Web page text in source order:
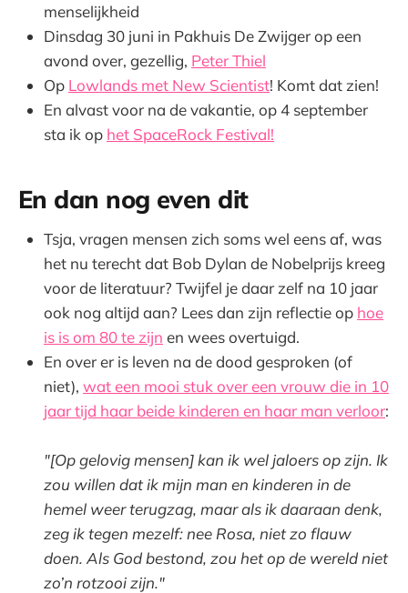
menselijkheid
Dinsdag 30 juni in Pakhuis De Zwijger op een
avond over, gezellig, Peter Thiel
Op Lowlands met New Scientist! Komt dat zien!
En alvast voor na de vakantie, op 4 september
sta ik op het SpaceRock Festival!
En dan nog even dit
Tsja, vragen mensen zich soms wel eens af, was
het nu terecht dat Bob Dylan de Nobelprijs kreeg
voor de literatuur? Twijfel je daar zelf na 10 jaar
ook nog altijd aan? Lees dan zijn reflectie op hoe
is is om 80 te zijn en wees overtuigd.
En over er is leven na de dood gesproken (of
niet), wat een mooi stuk over een vrouw die in 10
jaar tijd haar beide kinderen en haar man verloor:
"[Op gelovig mensen] kan ik wel jaloers op zijn. Ik
zou willen dat ik mijn man en kinderen in de
hemel weer terugzag, maar als ik daaraan denk,
zeg ik tegen mezelf: nee Rosa, niet zo flauw
doen. Als God bestond, zou het op de wereld niet
zo’n rotzooi zijn."